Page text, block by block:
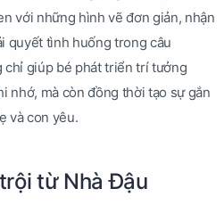
với những hình vẽ đơn giản, nhận
quyết tình huống trong câu
chỉ giúp bé phát triển trí tưởng
nhớ, mà còn đồng thời tạo sự gắn
và con yêu.
từ Nhà Đậu